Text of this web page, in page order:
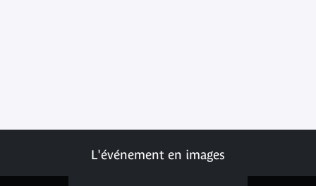
L'événement en images